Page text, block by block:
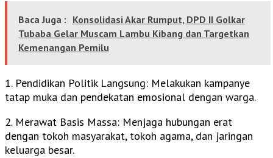
Baca Juga : Konsolidasi Akar Rumput, DPD II Golkar
Tubaba Gelar Muscam Lambu Kibang dan Targetkan
Kemenangan Pemilu
1. Pendidikan Politik Langsung: Melakukan kampanye
tatap muka dan pendekatan emosional dengan warga.
2. Merawat Basis Massa: Menjaga hubungan erat
dengan tokoh masyarakat, tokoh agama, dan jaringan
keluarga besar.